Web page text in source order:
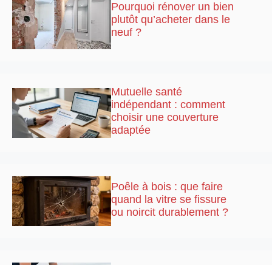
Pourquoi rénover un bien
plutôt qu’acheter dans le
neuf ?
Mutuelle santé
indépendant : comment
choisir une couverture
adaptée
Poêle à bois : que faire
quand la vitre se fissure
ou noircit durablement ?